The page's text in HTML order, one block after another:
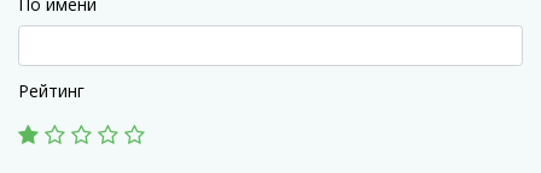
Рейтинг